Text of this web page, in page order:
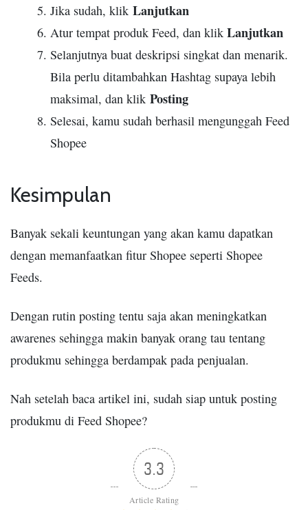
Jika sudah, klikLanjutkan
Atur tempat produk Feed, dan klikLanjutkan
Selanjutnya buat deskripsi singkat dan menarik.
Bila perlu ditambahkan Hashtag supaya lebih
maksimal, dan klikPosting
Selesai, kamu sudah berhasil mengunggah Feed
Shopee
Kesimpulan
Banyak sekali keuntungan yang akan kamu dapatkan
dengan memanfaatkan fitur Shopee seperti Shopee
Feeds.
Dengan rutin posting tentu saja akan meningkatkan
awarenes sehingga makin banyak orang tau tentang
produkmu sehingga berdampak pada penjualan.
Nah setelah baca artikel ini, sudah siap untuk posting
produkmu di Feed Shopee?
3.3
Article Rating